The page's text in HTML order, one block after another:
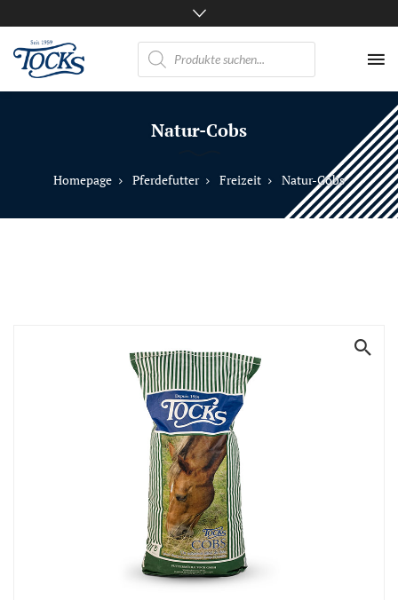
TOCKS
Futtermühle
Products
search
Natur-Cobs
Homepage Pferdefutter Freizeit Natur-Cobs